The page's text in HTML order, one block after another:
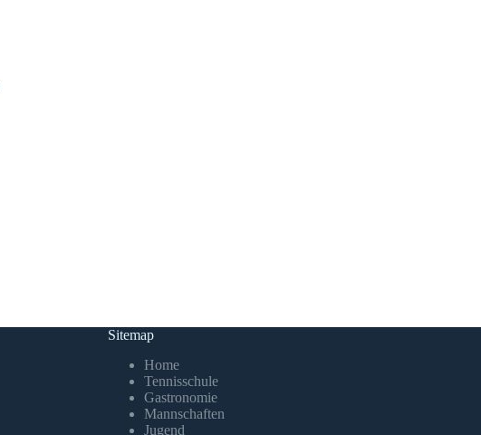
Sitemap
Home
Tennisschule
Gastronomie
Mannschaften
Jugend